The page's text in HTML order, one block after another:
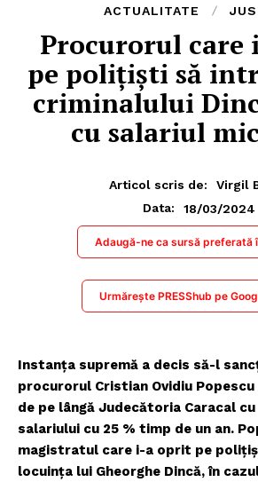
ACTUALITATE
Procurorul care
pe polițiști să
criminalului
cu salariul
Articol scris de:
Virgil
Data:
18/03/2024
Adaugă-ne ca sursă preferată
Urmărește PRESShub pe
Instanța supremă a decis să-l
procurorul Cristian Ovidiu
de pe lângă Judecătoria Caracal
salariului cu 25 % timp de un an.
magistratul care i-a oprit pe
locuinţa lui Gheorghe Dincă, în